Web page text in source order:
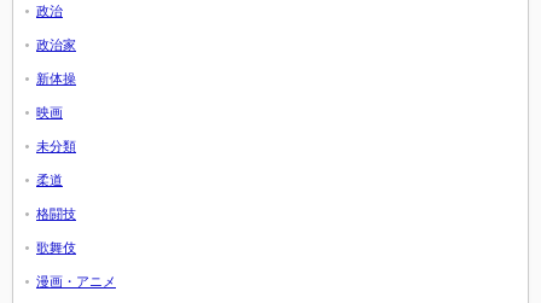
政治
政治家
新体操
映画
未分類
柔道
格闘技
歌舞伎
漫画・アニメ